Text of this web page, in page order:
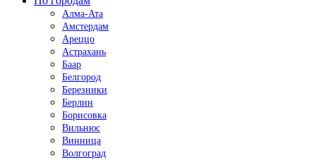
Алма-Ата
Амстердам
Ареццо
Астрахань
Баар
Белгород
Березники
Берлин
Борисовка
Вильнюс
Винница
Волгоград